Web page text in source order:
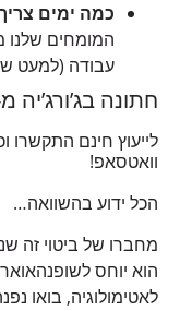
כמה ימים צריך
עבודה (למעט
חתונה בג’ורג’יה מ-300 יורו או נישואין בפראג?
וואטסאפ!
הכל ידוע בהשוואה…
מחברו של ביטוי זה
הוא יוחס
לאטימולוגיה, בואו